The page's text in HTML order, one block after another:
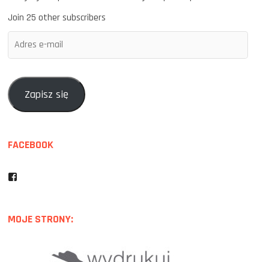
Join 25 other subscribers
e-
Zapisz się
FACEBOOK
MOJE STRONY: